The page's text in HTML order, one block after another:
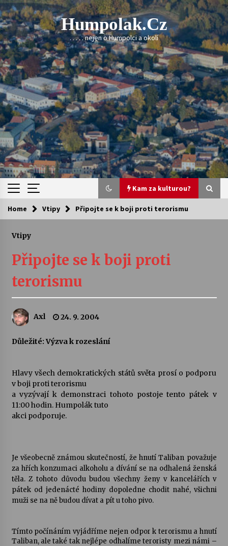
Skip
to
content
Humpolak.cz
. . . . . nejen o Humpolci a okolí
Kam za kulturou?
Kam za kulturou?
Sukuba Ensemble
4. 8. 2026
kapkou
Veselí muzikanti
Pozvánka na integrační festival Quijotova
šedesátka: 28. 7.–1. 8. 2026
28. 7. 2026
Votavžatský ploty
23. 7. 2026
22. 7. 2026
Home Vtipy Připojte se k boji proti terorismu
Vtipy
Připojte se k boji proti
terorismu
Axl 24. 9. 2004
Důležité: Výzva k rozeslání
Hlavy všech demokratických států světa prosí o podporu
v boji proti terorismu
a vyzývají k demonstraci tohoto postoje tento pátek v
11:00 hodin. Humpolák tuto
akci podporuje.
Je všeobecně známou skutečností, že hnutí Taliban považuje
za hřích konzumaci alkoholu a dívání se na odhalená ženská
těla. Z tohoto důvodu budou všechny ženy v kancelářích v
pátek od jedenácté hodiny dopoledne chodit nahé, všichni
muži se na ně budou dívat a pít u toho pivo.
Tímto počínáním vyjádříme nejen odpor k terorismu a hnutí
Taliban, ale také tak nejlépe odhalíme teroristy mezi námi –